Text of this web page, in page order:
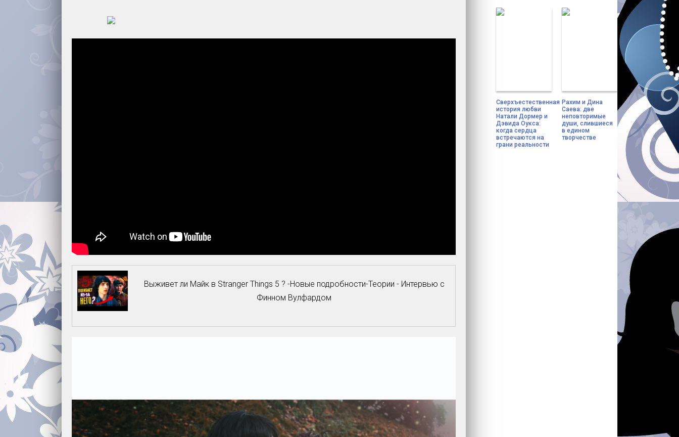
Выживет ли Майк в Stranger Things 5 ? -Новые подробности-Теории - Интервью с
Финном Вулфардом
Сверхъестественная
история любви
Натали Дормер и
Дэвида Оукса:
когда сердца
встречаются на
грани реальности
Рахим и Дина
Саева: две
неповторимые
души, слившиеся
в едином
творчестве